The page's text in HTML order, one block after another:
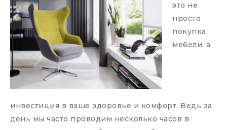
это не
просто
покупка
мебели, а
инвестиция в ваше здоровье и комфорт. Ведь за
день мы часто проводим несколько часов в